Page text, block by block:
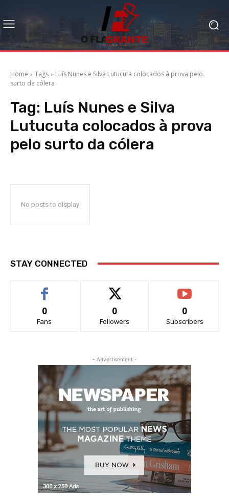
Home Tags
Luís Nunes e Silva Lutucuta colocados à prova pelo
surto da cólera
Tag: Luís Nunes e Silva
Lutucuta colocados à prova
pelo surto da cólera
No posts to display
STAY CONNECTED
0
Fans
0
Followers
0
Subscribers
- Advertisement -